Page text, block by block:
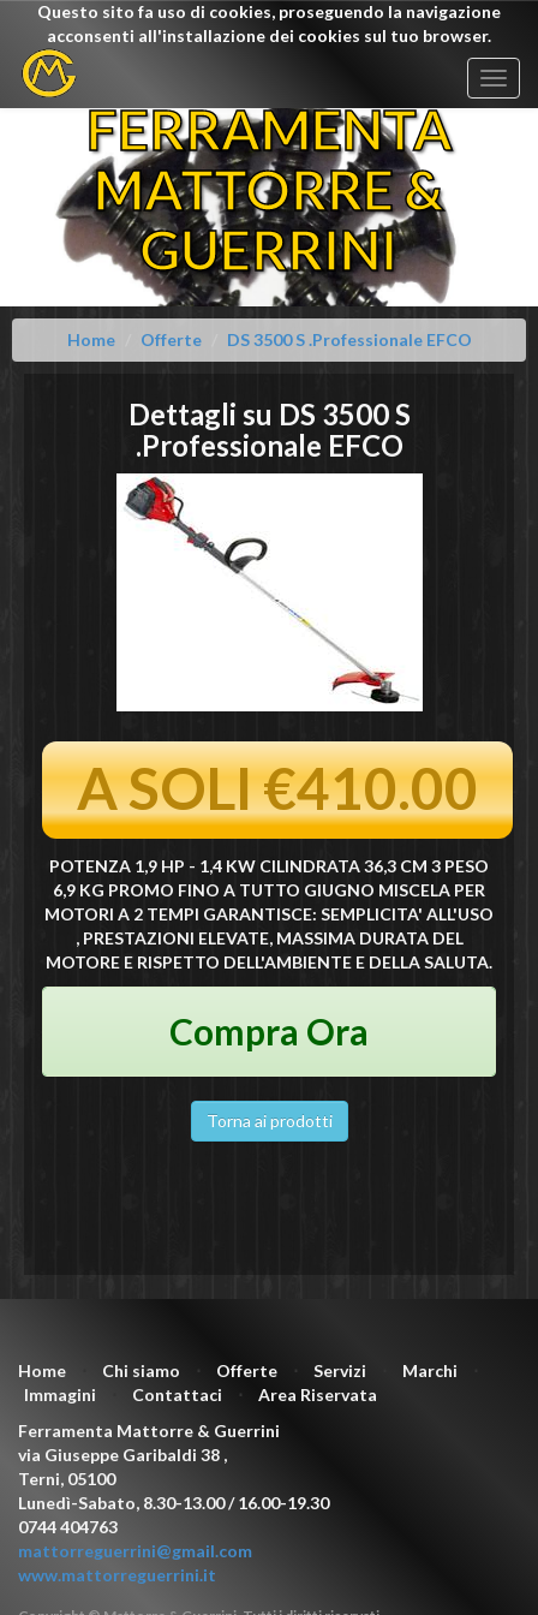
Questo sito fa uso di cookies, proseguendo la navigazione
acconsenti all'installazione dei cookies sul tuo browser.
FERRAMENTA
MATTORRE &
GUERRINI
Home Offerte DS 3500 S .Professionale EFCO
Dettagli su DS 3500 S
.Professionale EFCO
A SOLI €410.00
POTENZA 1,9 HP - 1,4 KW CILINDRATA 36,3 CM 3 PESO
6,9 KG PROMO FINO A TUTTO GIUGNO MISCELA PER
MOTORI A 2 TEMPI GARANTISCE: SEMPLICITA' ALL'USO
, PRESTAZIONI ELEVATE, MASSIMA DURATA DEL
MOTORE E RISPETTO DELL'AMBIENTE E DELLA SALUTA.
Compra Ora
Torna ai prodotti
Home Chi siamo ⋅ Offerte ⋅ Servizi Marchi
Immagini
Contattaci ⋅
Area Riservata
Ferramenta Mattorre & Guerrini
via Giuseppe Garibaldi 38 ,
Terni, 05100
Lunedì-Sabato, 8.30-13.00 / 16.00-19.30
0744 404763
mattorreguerrini@gmail.com
www.mattorreguerrini.it